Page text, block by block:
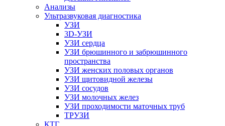
Анализы
Ультразвуковая диагностика
УЗИ
3D-УЗИ
УЗИ сердца
УЗИ брюшинного и забрюшинного
пространства
УЗИ женских половых органов
УЗИ щитовидной железы
УЗИ сосудов
УЗИ молочных желез
УЗИ проходимости маточных труб
ТРУЗИ
КТГ